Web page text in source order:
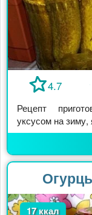
4.7
Рецепт
уксусом на зиму,
17 ккал